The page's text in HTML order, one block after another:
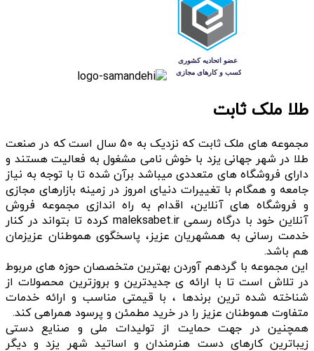
طلا ملک ثابت
مجموعه های ملک ثابت که نزدیک به 50 سال است که در صنعت
طلا در شهر جهانی یزد با خوش نامی مشغول به فعالیت هستند و
دارای فروشگاه های متعددی میباشد برآن شده تا با توجه به نیاز
جامعه و همگام با تغییرات دنیای امروز در زمینه بازارهای مجازی
و فروشگاه های آنلاین، اقدام به راه اندازی مجموعه فروش
آنلاین خود با درگاه رسمی maleksabet.ir کرده تا بتواند در کنار
خدمت رسانی به همشهریان عزیز، پاسخگوی هموطنان عزیزمان
هم باشد.
این مجموعه با گردهم آوردن بهترین متخصصان حوزه های مربوط
در تلاش است تا با ارائه ی جدیدترین و بروزترین محصولات از
شناخته شده ترین برندها ، با قیمتی مناسب و ارائه خدمات
متفاوت هموطنان عزیز را در خرید مطمئن و پرسود همراهی کند.
همچنین در جهت حمایت از تولیدات ملی و صنایع دستی
زیباترین کارهای دست هنرمندان و اساتید شهر یزد و دیگر